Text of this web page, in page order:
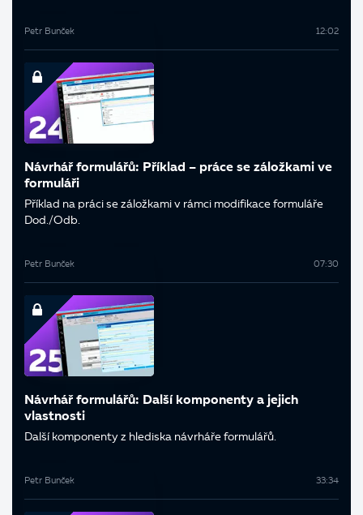
Petr Bunček 12:02
Návrhář formulářů: Příklad – práce se záložkami ve
formuláři
Příklad na práci se záložkami v rámci modifikace formuláře
Dod./Odb.
Petr Bunček 07:30
Návrhář formulářů: Další komponenty a jejich
vlastnosti
Další komponenty z hlediska návrháře formulářů.
Petr Bunček 33:34